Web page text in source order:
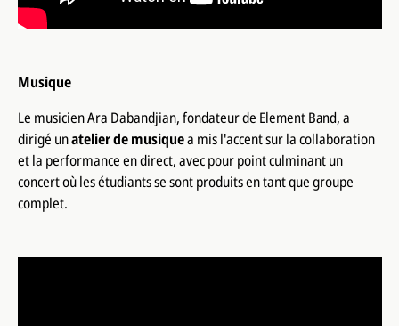
Musique
Le musicien Ara Dabandjian, fondateur de Element Band, a
dirigé unatelier de musiquea mis l'accent sur la collaboration
et la performance en direct, avec pour point culminant un
concert où les étudiants se sont produits en tant que groupe
complet.